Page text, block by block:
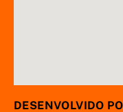
DESENVOLVIDO